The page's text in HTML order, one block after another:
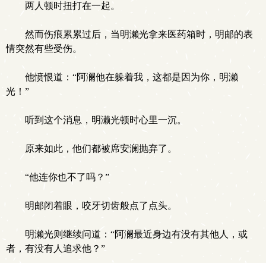
两人顿时扭打在一起。
然而伤痕累累过后，当明濑光拿来医药箱时，明邮的表
情突然有些受伤。
他愤恨道：“阿澜他在躲着我，这都是因为你，明濑
光！”
听到这个消息，明濑光顿时心里一沉。
原来如此，他们都被席安澜抛弃了。
“他连你也不了吗？”
明邮闭着眼，咬牙切齿般点了点头。
明濑光则继续问道：“阿澜最近身边有没有其他人，或
者，有没有人追求他？”